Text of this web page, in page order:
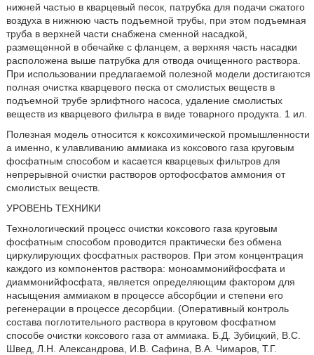
нижней частью в кварцевый песок, патрубка для подачи сжатого
воздуха в нижнюю часть подъемной трубы, при этом подъемная
труба в верхней части снабжена сменной насадкой,
размещенной в обечайке с фланцем, а верхняя часть насадки
расположена выше патрубка для отвода очищенного раствора.
При использовании предлагаемой полезной модели достигаются
полная очистка кварцевого песка от смолистых веществ в
подъемной трубе эрлифтного насоса, удаление смолистых
веществ из кварцевого фильтра в виде товарного продукта. 1 ил.
Полезная модель относится к коксохимической промышленности
а именно, к улавливанию аммиака из коксового газа круговым
фосфатным способом и касается кварцевых фильтров для
непрерывной очистки растворов ортофосфатов аммония от
смолистых веществ.
УРОВЕНЬ ТЕХНИКИ
Технологический процесс очистки коксового газа круговым
фосфатным способом проводится практически без обмена
циркулирующих фосфатных растворов. При этом концентрация
каждого из компонентов раствора: моноаммонийфосфата и
диаммонийфосфата, является определяющим фактором для
насыщения аммиаком в процессе абсорбции и степени его
регенерации в процессе десорбции. (Оперативный контроль
состава поглотительного раствора в круговом фосфатном
способе очистки коксового газа от аммиака. Б.Д. Зубицкий, B.C.
Швед, Л.Н. Александрова, И.В. Сафина, В.А. Чимаров, Т.Г.